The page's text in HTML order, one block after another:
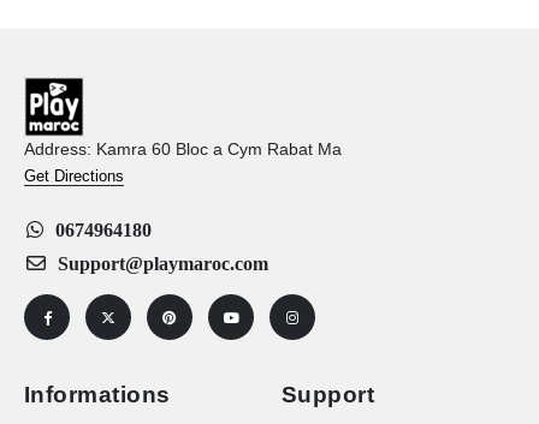
Address: Kamra 60 Bloc a Cym Rabat Ma
Get Directions
0674964180
Support@playmaroc.com
Informations Support